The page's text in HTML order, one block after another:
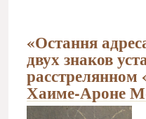
«Остання
двух знаков
расстрелянном
Хаиме-Ароне